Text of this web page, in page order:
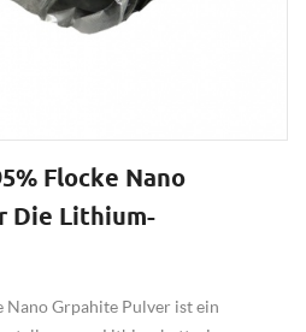
Flocke Nano
Die Lithium-
Nano Grpahite Pulver ist ein